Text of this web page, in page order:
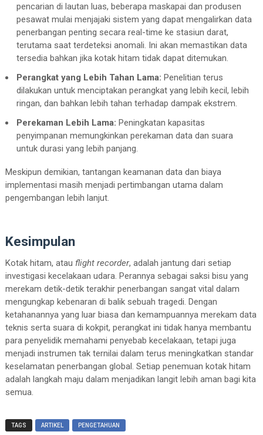
pencarian di lautan luas, beberapa maskapai dan produsen
pesawat mulai menjajaki sistem yang dapat mengalirkan data
penerbangan penting secara real-time ke stasiun darat,
terutama saat terdeteksi anomali. Ini akan memastikan data
tersedia bahkan jika kotak hitam tidak dapat ditemukan.
Perangkat yang Lebih Tahan Lama: Penelitian terus
dilakukan untuk menciptakan perangkat yang lebih kecil, lebih
ringan, dan bahkan lebih tahan terhadap dampak ekstrem.
Perekaman Lebih Lama: Peningkatan kapasitas
penyimpanan memungkinkan perekaman data dan suara
untuk durasi yang lebih panjang.
Meskipun demikian, tantangan keamanan data dan biaya
implementasi masih menjadi pertimbangan utama dalam
pengembangan lebih lanjut.
Kesimpulan
Kotak hitam, atau flight recorder, adalah jantung dari setiap
investigasi kecelakaan udara. Perannya sebagai saksi bisu yang
merekam detik-detik terakhir penerbangan sangat vital dalam
mengungkap kebenaran di balik sebuah tragedi. Dengan
ketahanannya yang luar biasa dan kemampuannya merekam data
teknis serta suara di kokpit, perangkat ini tidak hanya membantu
para penyelidik memahami penyebab kecelakaan, tetapi juga
menjadi instrumen tak ternilai dalam terus meningkatkan standar
keselamatan penerbangan global. Setiap penemuan kotak hitam
adalah langkah maju dalam menjadikan langit lebih aman bagi kita
semua.
TAGS ARTIKEL PENGETAHUAN